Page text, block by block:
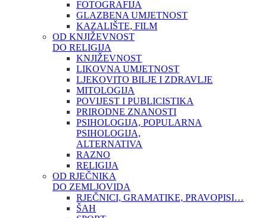
FOTOGRAFIJA
GLAZBENA UMJETNOST
KAZALIŠTE, FILM
OD KNJIŽEVNOST
DO RELIGIJA
KNJIŽEVNOST
LIKOVNA UMJETNOST
LJEKOVITO BILJE I ZDRAVLJE
MITOLOGIJA
POVIJEST I PUBLICISTIKA
PRIRODNE ZNANOSTI
PSIHOLOGIJA, POPULARNA
PSIHOLOGIJA,
ALTERNATIVA
RAZNO
RELIGIJA
OD RJEČNIKA
DO ZEMLJOVIDA
RJEČNICI, GRAMATIKE, PRAVOPISI…
ŠAH